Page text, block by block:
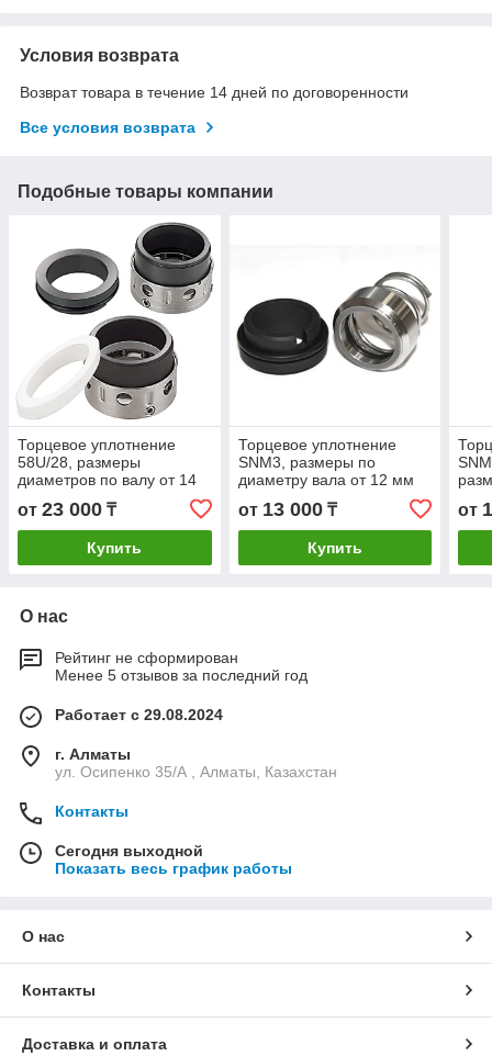
Условия возврата
Возврат товара в течение 14 дней по договоренности
Все условия возврата
Подобные товары компании
Торцевое уплотнение
58U/28, размеры
диаметров по валу от 14
мм до 100 мм
от 23 000 ₸
Купить
Торцевое уплотнение
SNM3, размеры по
диаметру вала от 12 мм
от 13 000₸
Купить
от
О нас
Рейтинг не сформирован
Менее 5 отзывов за последний год
Работает с 29.08.2024
г. Алматы
ул. Осипенко 35/А , Алматы, Казахстан
Контакты
Сегодня выходной
Показать весь график работы
О нас
Контакты
Доставка и оплата